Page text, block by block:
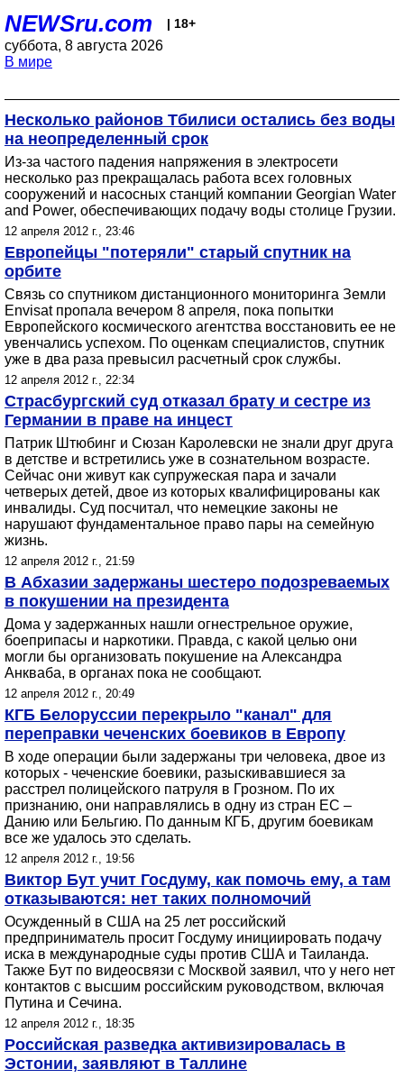
NEWSru.com | 18+
суббота, 8 августа 2026
В мире
Несколько районов Тбилиси остались без воды
на неопределенный срок
Из-за частого падения напряжения в электросети
несколько раз прекращалась работа всех головных
сооружений и насосных станций компании Georgian Water
and Power, обеспечивающих подачу воды столице Грузии.
12 апреля 2012 г., 23:46
Европейцы "потеряли" старый спутник на
орбите
Связь со спутником дистанционного мониторинга Земли
Envisat пропала вечером 8 апреля, пока попытки
Европейского космического агентства восстановить ее не
увенчались успехом. По оценкам специалистов, спутник
уже в два раза превысил расчетный срок службы.
12 апреля 2012 г., 22:34
Страсбургский суд отказал брату и сестре из
Германии в праве на инцест
Патрик Штюбинг и Сюзан Каролевски не знали друг друга
в детстве и встретились уже в сознательном возрасте.
Сейчас они живут как супружеская пара и зачали
четверых детей, двое из которых квалифицированы как
инвалиды. Суд посчитал, что немецкие законы не
нарушают фундаментальное право пары на семейную
жизнь.
12 апреля 2012 г., 21:59
В Абхазии задержаны шестеро подозреваемых
в покушении на президента
Дома у задержанных нашли огнестрельное оружие,
боеприпасы и наркотики. Правда, с какой целью они
могли бы организовать покушение на Александра
Анкваба, в органах пока не сообщают.
12 апреля 2012 г., 20:49
КГБ Белоруссии перекрыло "канал" для
переправки чеченских боевиков в Европу
В ходе операции были задержаны три человека, двое из
которых - чеченские боевики, разыскивавшиеся за
расстрел полицейского патруля в Грозном. По их
признанию, они направлялись в одну из стран ЕС –
Данию или Бельгию. По данным КГБ, другим боевикам
все же удалось это сделать.
12 апреля 2012 г., 19:56
Виктор Бут учит Госдуму, как помочь ему, а там
отказываются: нет таких полномочий
Осужденный в США на 25 лет российский
предприниматель просит Госдуму инициировать подачу
иска в международные суды против США и Таиланда.
Также Бут по видеосвязи с Москвой заявил, что у него нет
контактов с высшим российским руководством, включая
Путина и Сечина.
12 апреля 2012 г., 18:35
Российская разведка активизировалась в
Эстонии, заявляют в Таллине